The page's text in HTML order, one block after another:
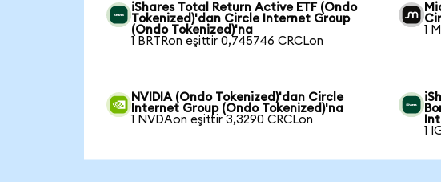
iShares Total Return Active ETF (Ondo
Tokenized)'dan Circle Internet Group
(Ondo Tokenized)'na
1 BRTRon eşittir 0,745746 CRCLon
1
NVIDIA (Ondo Tokenized)'dan Circle
Internet Group (Ondo Tokenized)'na
1 NVDAon eşittir 3,3290 CRCLon
1